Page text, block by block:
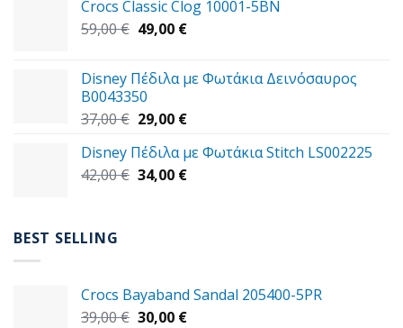
45,00 €.είναι:
39,00 €.
Crocs Classic Clog 10001-5BN
59,00€ Original
59,00 €.
49,00 €Η
είναι:
Disney Πέδιλα με Φωτάκια Δεινόσαυρος
B0043350
37,00€ Original
was:
37,00 €.
29,00 €Η
τιμή
είναι:
Disney Πέδιλα με Φωτάκια Stitch LS002225
42,00€ Original
34,00 €Η
BEST SELLING
Crocs Bayaband Sandal 205400-5PR
39,00€ Original
30,00 €Η